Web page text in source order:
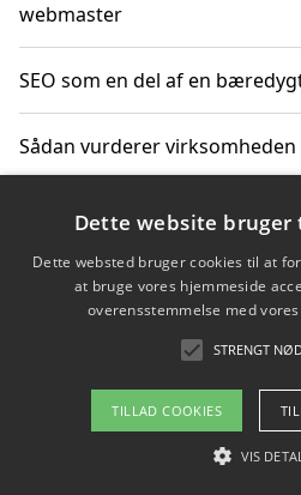
webmaster
SEO som en del af en
Sådan vurderer
Sådan får du hjælp til en
Copyright 2026 -
Om / kontakt
Blog
Dette website bruger
Dette websted bruger cookies til at
at bruge vores hjemmeside
overensstemmelse med
STRENGT
TILLAD COOKIES
VIS